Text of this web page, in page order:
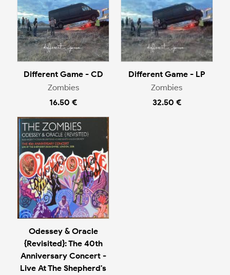
Different Game - CD
Zombies
16.50 €
Different Game - LP
Zombies
32.50 €
Odessey & Oracle
{Revisited}: The 40th
Anniversary Concert -
Live At The Shepherd's